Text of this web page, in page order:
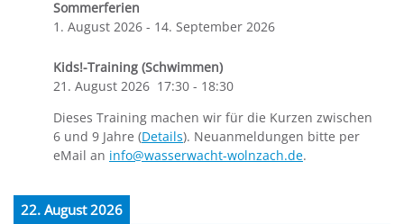
Sommerferien
1. August 2026 - 14. September 2026
Kids!-Training (Schwimmen)
21. August 2026 17:30 - 18:30
Dieses Training machen wir für die Kurzen zwischen
6 und 9 Jahre (Details). Neuanmeldungen bitte per
eMail an info@wasserwacht-wolnzach.de.
22. August 2026